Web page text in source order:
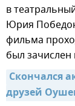
в
Юрия
фильма
был зачислен
Скончался
друзей